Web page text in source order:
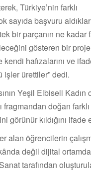
Türkiye’nin farklı
sayıda başvuru
bir parçanın ne kadar
gösteren bir
kendi hafızalarını ve
ürettiler” dedi.
Yeşil Elbiseli Kadın
fragmandan doğan
görünür kıldığını ifade
alan öğrencilerin
değil dijital
tarafından